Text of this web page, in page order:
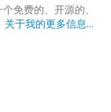
免费的、开源的、
关于我的更多信息...